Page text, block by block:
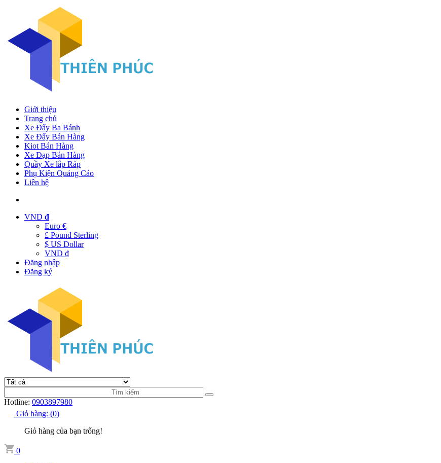
Giới thiệu
Trang chủ
Xe Đẩy Ba Bánh
Xe Đẩy Bán Hàng
Kiot Bán Hàng
Xe Đạp Bán Hàng
Quầy Xe lắp Ráp
Phụ Kiện Quảng Cáo
Liên hệ
VND đ
Euro €
£ Pound Sterling
$ US Dollar
VND đ
Đăng nhập
Đăng ký
Hotline: 0903897980
Giỏ hàng: (0)
Giỏ hàng của bạn trống!
0